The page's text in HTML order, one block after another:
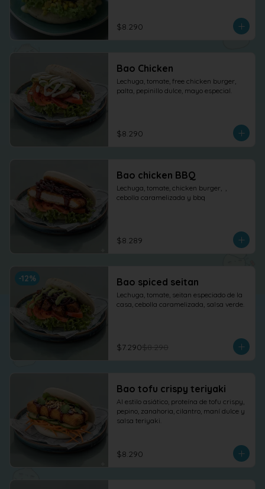
$8.290
Bao Chicken
Lechuga, tomate, free chicken burger,
palta, pepinillo dulce, mayo especial.
$8.290
Bao chicken BBQ
Lechuga, tomate, chicken burger,  ,
cebolla caramelizada y bbq
$8.289
-12% Bao spiced seitan
Lechuga, tomate, seitan especiado de la
casa, cebolla caramelizada, salsa verde.
$7.290$8.290
Bao tofu crispy teriyaki
Al estilo asiático, proteína de tofu crispy,
pepino, zanahoria, cilantro, maní dulce y
salsa teriyaki.
$8.290